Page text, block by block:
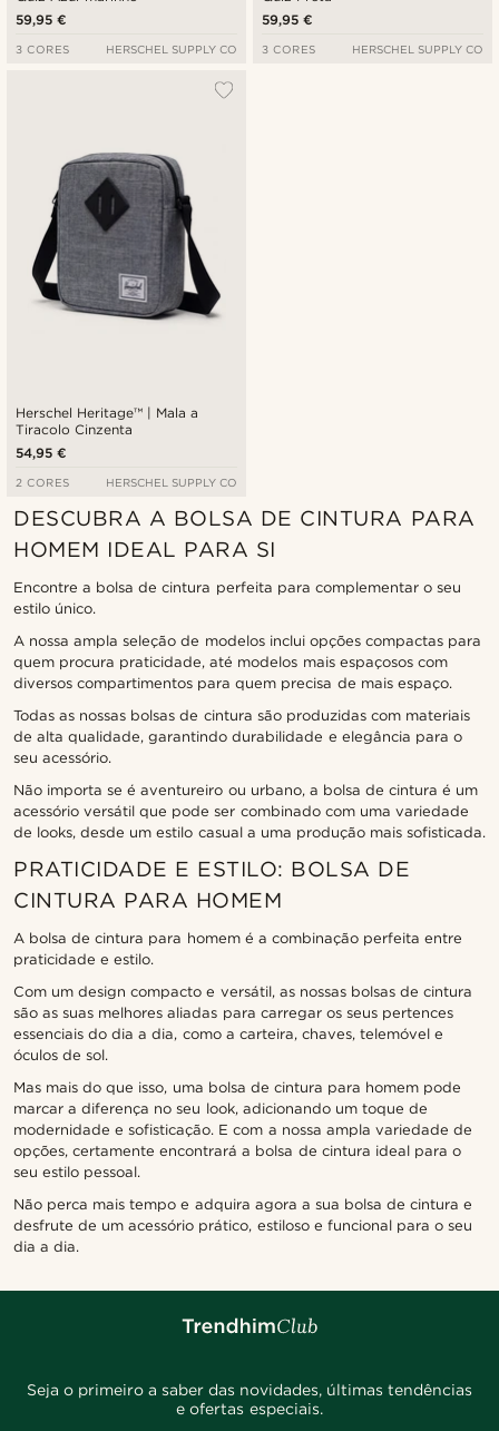
59,95 €
3 CORES HERSCHEL SUPPLY CO
59,95 €
3 CORES HERSCHEL SUPPLY CO
Herschel Heritage™ | Mala a
Tiracolo Cinzenta
54,95 €
2 CORES HERSCHEL SUPPLY CO
DESCUBRA A BOLSA DE CINTURA PARA
HOMEM IDEAL PARA SI
Encontre a bolsa de cintura perfeita para complementar o seu
estilo único.
A nossa ampla seleção de modelos inclui opções compactas para
quem procura praticidade, até modelos mais espaçosos com
diversos compartimentos para quem precisa de mais espaço.
Todas as nossas bolsas de cintura são produzidas com materiais
de alta qualidade, garantindo durabilidade e elegância para o
seu acessório.
Não importa se é aventureiro ou urbano, a bolsa de cintura é um
acessório versátil que pode ser combinado com uma variedade
de looks, desde um estilo casual a uma produção mais sofisticada.
PRATICIDADE E ESTILO: BOLSA DE
CINTURA PARA HOMEM
A bolsa de cintura para homem é a combinação perfeita entre
praticidade e estilo.
Com um design compacto e versátil, as nossas bolsas de cintura
são as suas melhores aliadas para carregar os seus pertences
essenciais do dia a dia, como a carteira, chaves, telemóvel e
óculos de sol.
Mas mais do que isso, uma bolsa de cintura para homem pode
marcar a diferença no seu look, adicionando um toque de
modernidade e sofisticação. E com a nossa ampla variedade de
opções, certamente encontrará a bolsa de cintura ideal para o
seu estilo pessoal.
Não perca mais tempo e adquira agora a sua bolsa de cintura e
desfrute de um acessório prático, estiloso e funcional para o seu
dia a dia.
Seja o primeiro a saber das novidades, últimas tendências
e ofertas especiais.